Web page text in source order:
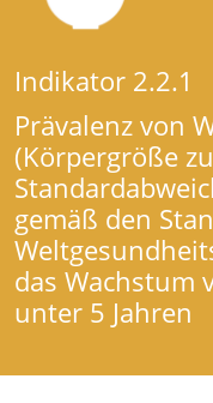
Indikator 2.2.1
Prävalenz von
(Körpergröße
gemäß den
das Wachstum
unter 5 Jahren